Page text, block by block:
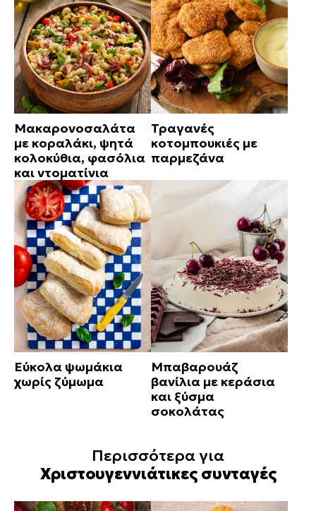
Μακαρονοσαλάτα
με κοραλάκι, ψητά
κολοκύθια, φασόλια
και ντοματίνια
Τραγανές
κοτομπουκιές με
παρμεζάνα
Εύκολα ψωμάκια
χωρίς ζύμωμα
Μπαβαρουάζ
βανίλια με κεράσια
και ξύσμα
σοκολάτας
Περισσότερα για
Χριστουγεννιάτικες συνταγές